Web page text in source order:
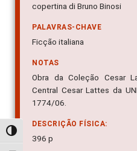
Alternar alto contraste
copertina di Bruno Binosi
PALAVRAS-CHAVE
Ficção italiana
NOTAS
Obra da Coleção Cesar
Central Cesar Lattes da
1774/06.
DESCRIÇÃO FÍSICA:
396 p